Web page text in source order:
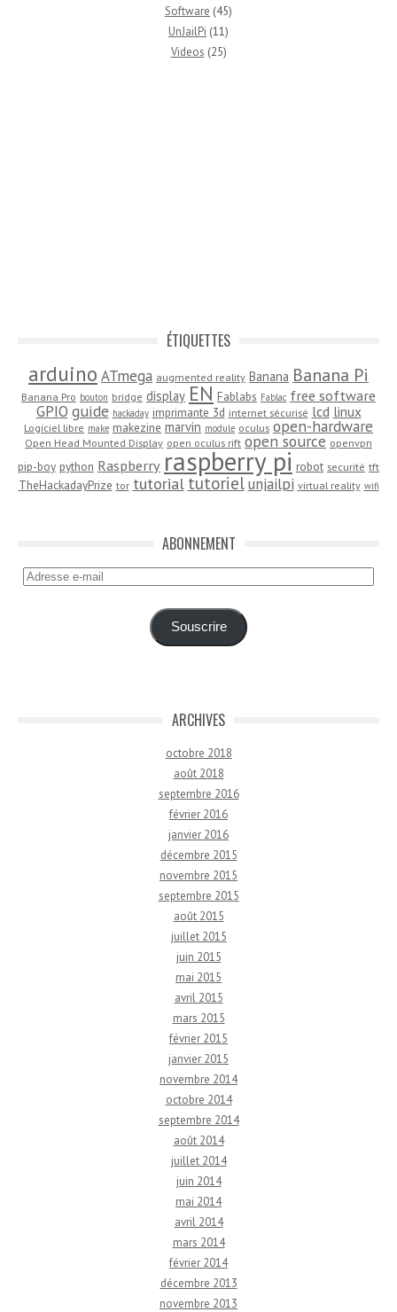
Software (45)
UnJailPi (11)
Videos (25)
ÉTIQUETTES
arduino ATmega augmented reality Banana Banana Pi
Banana Pro bouton bridge display EN Fablabs Fablac free software
GPIO guide hackaday imprimante 3d internet sécurisé lcd linux
Logiciel libre make makezine marvin module oculus open-hardware
Open Head Mounted Display open oculus rift open source openvpn
pip-boy python Raspberry raspberry pi robot securité tft
TheHackadayPrize tor tutorial tutoriel unjailpi virtual reality wifi
ABONNEMENT
Adresse
Souscrire
ARCHIVES
octobre 2018
août 2018
septembre 2016
février 2016
janvier 2016
décembre 2015
novembre 2015
septembre 2015
août 2015
juillet 2015
juin 2015
mai 2015
avril 2015
mars 2015
février 2015
janvier 2015
novembre 2014
octobre 2014
septembre 2014
août 2014
juillet 2014
juin 2014
mai 2014
avril 2014
mars 2014
février 2014
décembre 2013
novembre 2013